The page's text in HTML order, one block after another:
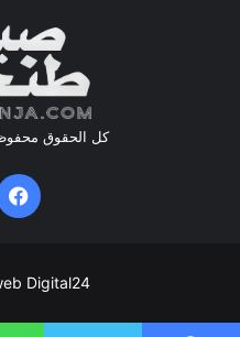
كل الحقوق
Digital24